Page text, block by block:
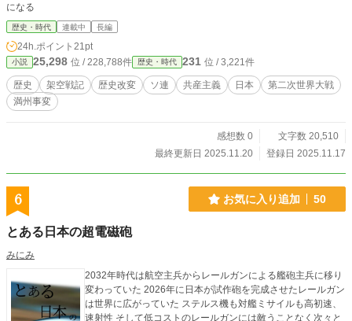
になる
歴史・時代 連載中 長編
24h.ポイント 21pt
小説 25,298 位 / 228,788件 歴史・時代 231 位 / 3,221件
歴史 架空戦記 歴史改変 ソ連 共産主義 日本
第二次世界大戦
満州事変
感想数 0
文字数 20,510
最終更新日 2025.11.20
登録日 2025.11.17
6 お気に入り追加 50
とある日本の超電磁砲
みにみ
2032年時代は航空主兵からレールガンによる艦砲主兵に移り
変わっていた 2026年に日本が試作砲を完成させたレールガン
は世界に広がっていた ステルス機も対艦ミサイルも高初速、
速射性 そして低コストのレールガンには敵うことなく次々と